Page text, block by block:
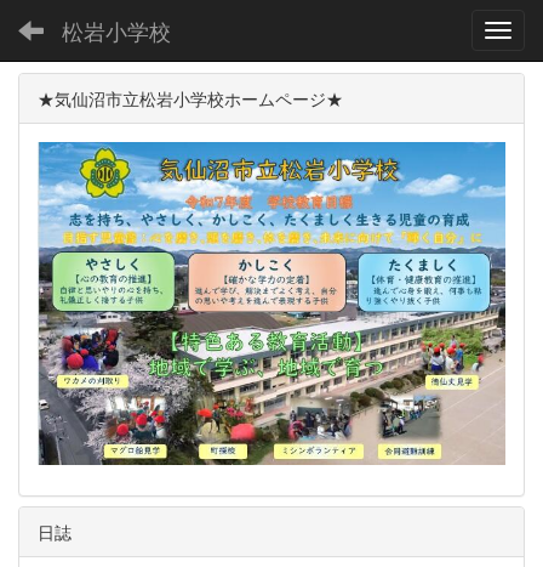
松岩小学校
★気仙沼市立松岩小学校ホームページ★
日誌